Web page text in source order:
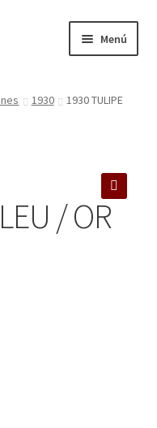
Menú
1930
1930 TULIPE
🔍
/ OR